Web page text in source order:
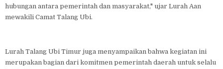
hubungan antara pemerintah dan masyarakat," ujar Lurah Aan
mewakili Camat Talang Ubi.
Lurah Talang Ubi Timur juga menyampaikan bahwa kegiatan ini
merupakan bagian dari komitmen pemerintah daerah untuk selalu